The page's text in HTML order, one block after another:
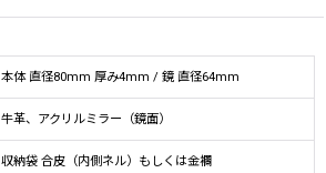
本体 直径80mm 厚み4mm / 鏡 直径64mm
牛革、アクリルミラー（鏡面）
収納袋 合皮（内側ネル）もしくは金襴